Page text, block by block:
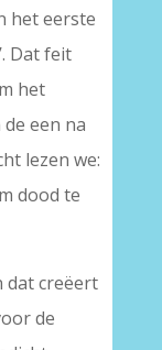
het eerste
Dat feit
het
een na
lezen we:
dood te
dat creëert
de